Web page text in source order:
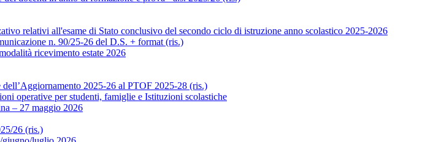
relativi all'esame di Stato conclusivo del secondo ciclo di istruzione anno scolastico 2025-2026
n. 90/25-26 del D.S. + format (ris.)
ricevimento estate 2026
2025-26 al PTOF 2025-28 (ris.)
operative per studenti, famiglie e Istituzioni scolastiche
– 27 maggio 2026
26 (ris.)